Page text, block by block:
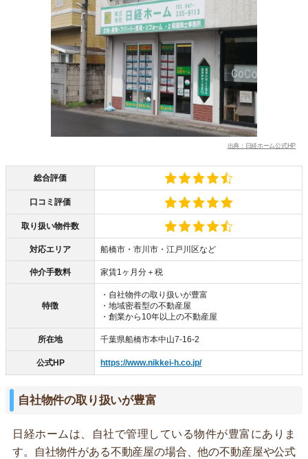
出典：日経ホーム公式HP
総合評価
口コミ評価
取り扱い物件数
対応エリア 船橋市・市川市・江戸川区など
仲介手数料 家賃1ヶ月分＋税
特徴
・自社物件の取り扱いが豊富
・地域密着型の不動産屋
・創業から10年以上の不動産屋
所在地 千葉県船橋市本中山7-16-2
公式HP https://www.nikkei-h.co.jp/
自社物件の取り扱いが豊富
日経ホームは、自社で管理している物件が豊富にありま
す。自社物件がある不動産屋の場合、他の不動産屋や公式